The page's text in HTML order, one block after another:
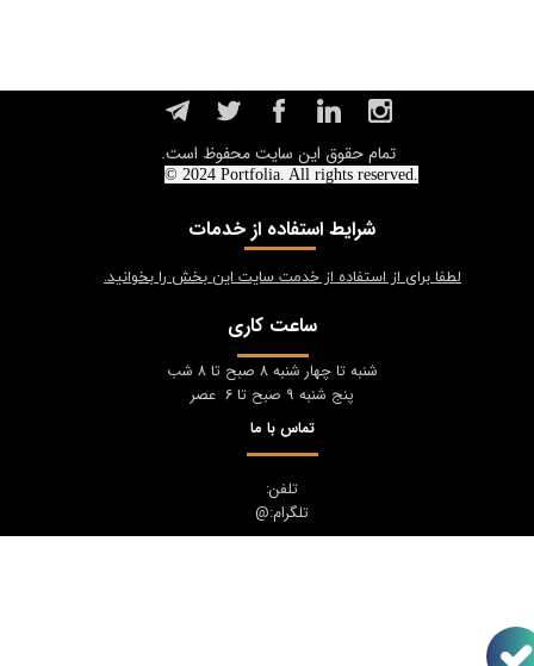
شرایط استفاده از خدمات
لطفا برای از استفاده از خدمت سایت این بخش را بخوانید.
ساعت کاری
شنبه تا چهار شنبه 8 صبح تا 8 شب
پنج شنبه 9 صبح تا 6 عصر
تماس با ما
تلفن:
تلگرام:@
تمام حقوق این سایت محفوظ است.
© 2024 Portfolia. All rights reserved.